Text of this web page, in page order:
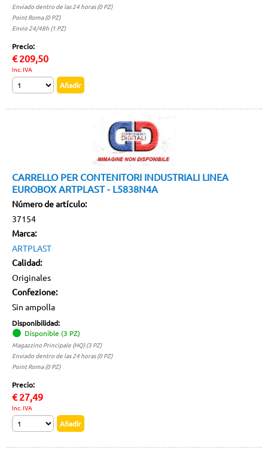
Enviado dentro de las 24 horas (0 PZ)
Point Roma (0 PZ)
Envio 24/48h (1 PZ)
Precio:
€ 209,50
Inc. IVA
CARRELLO PER CONTENITORI INDUSTRIALI LINEA
EUROBOX ARTPLAST - L5838N4A
Número de artículo:
37154
Marca:
ARTPLAST
Calidad:
Originales
Confezione:
Sin ampolla
Disponibilidad:
Disponible (3 PZ)
Magazzino Principale (HQ) (3 PZ)
Enviado dentro de las 24 horas (0 PZ)
Point Roma (0 PZ)
Precio:
€ 27,49
Inc. IVA